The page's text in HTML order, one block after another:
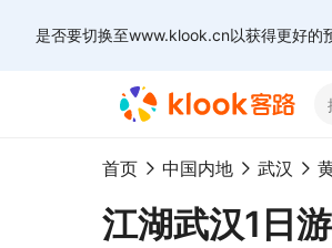
是否要切换至www.klook.cn以获得更好的
首页 中国内地 武汉
江湖武汉1日